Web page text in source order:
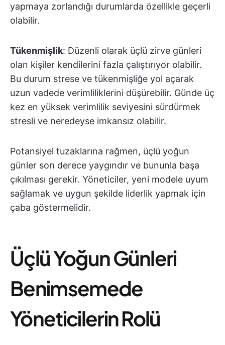
yapmaya zorlandığı durumlarda özellikle geçerli
olabilir.
Tükenmişlik: Düzenli olarak üçlü zirve günleri
olan kişiler kendilerini fazla çalıştırıyor olabilir.
Bu durum strese ve tükenmişliğe yol açarak
uzun vadede verimliliklerini düşürebilir. Günde üç
kez en yüksek verimlilik seviyesini sürdürmek
stresli ve neredeyse imkansız olabilir.
Potansiyel tuzaklarına rağmen, üçlü yoğun
günler son derece yaygındır ve bununla başa
çıkılması gerekir. Yöneticiler, yeni modele uyum
sağlamak ve uygun şekilde liderlik yapmak için
çaba göstermelidir.
Üçlü Yoğun Günleri
Benimsemede
Yöneticilerin Rolü